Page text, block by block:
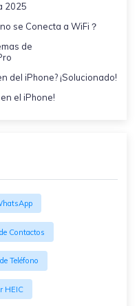
2025
se Conecta a WiFi？
de
del iPhone? ¡Solucionado!
el iPhone!
Contactos
Teléfono
HEIC